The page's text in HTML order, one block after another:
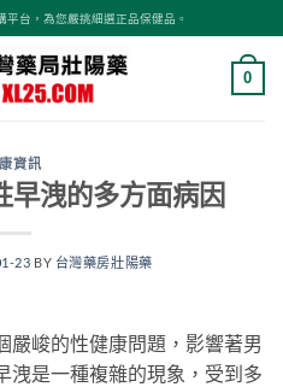
平台，為您嚴挑細選正品保健品。
0
資訊
早洩的多方面病因
23 BY 台灣藥房壯陽藥
嚴峻的性健康問題，影響著男
洩是一種複雜的現象，受到多